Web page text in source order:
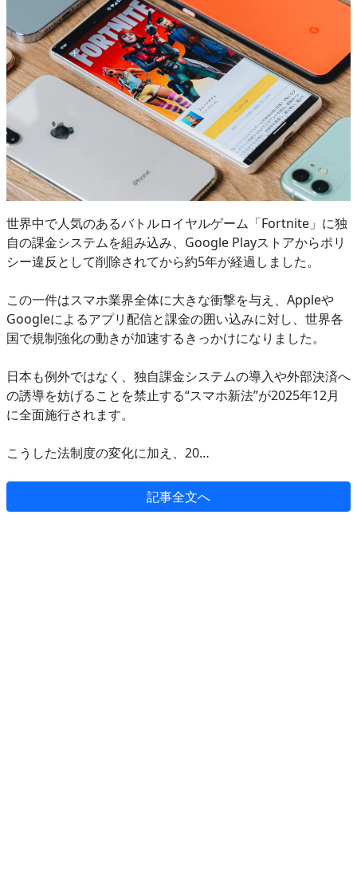
世界中で人気のあるバトルロイヤルゲーム「Fortnite」に独
自の課金システムを組み込み、Google Playストアからポリ
シー違反として削除されてから約5年が経過しました。
この一件はスマホ業界全体に大きな衝撃を与え、Appleや
Googleによるアプリ配信と課金の囲い込みに対し、世界各
国で規制強化の動きが加速するきっかけになりました。
日本も例外ではなく、独自課金システムの導入や外部決済へ
の誘導を妨げることを禁止する“スマホ新法”が2025年12月
に全面施行されます。
こうした法制度の変化に加え、20…
記事全文へ